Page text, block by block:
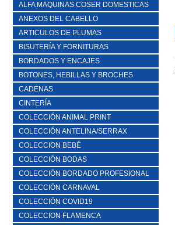
ALFA MAQUINAS COSER DOMESTICAS
ANEXOS DEL CABELLO
ARTICULOS DE PLUMAS
BISUTERÍA Y FORNITURAS
BORDADOS Y ENCAJES
BOTONES, HEBILLAS Y BROCHES
CADENAS
CINTERÍA
COLECCIÓN ANIMAL PRINT
COLECCIÓN ANTELINA/SERRAX
COLECCION BEBÉ
COLECCIÓN BODAS
COLECCIÓN BORDADO PROFESIONAL
COLECCIÓN CARNAVAL
COLECCIÓN COVID19
COLECCION FLAMENCA